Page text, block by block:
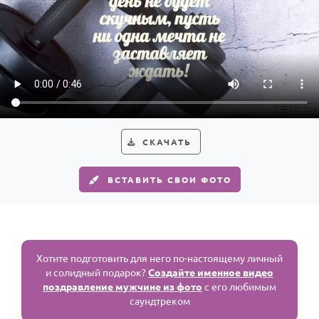
СКАЧАТЬ
ВСТАВИТЬ СВОИ ФОТО
Хотите подготовить для него по-настоящему личный
и солидный подарок?Создайте именное видео
поздравление мужчине из фото с его любимым
саундтреком